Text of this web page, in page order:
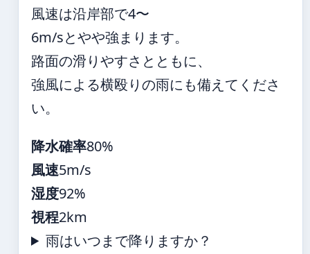
風速は沿岸部で4〜
6m/sとやや強まります。
路面の滑りやすさとともに、
強風による横殴りの雨にも備えてくださ
い。
降水確率80%
風速5m/s
湿度92%
視程2km
雨はいつまで降りますか？